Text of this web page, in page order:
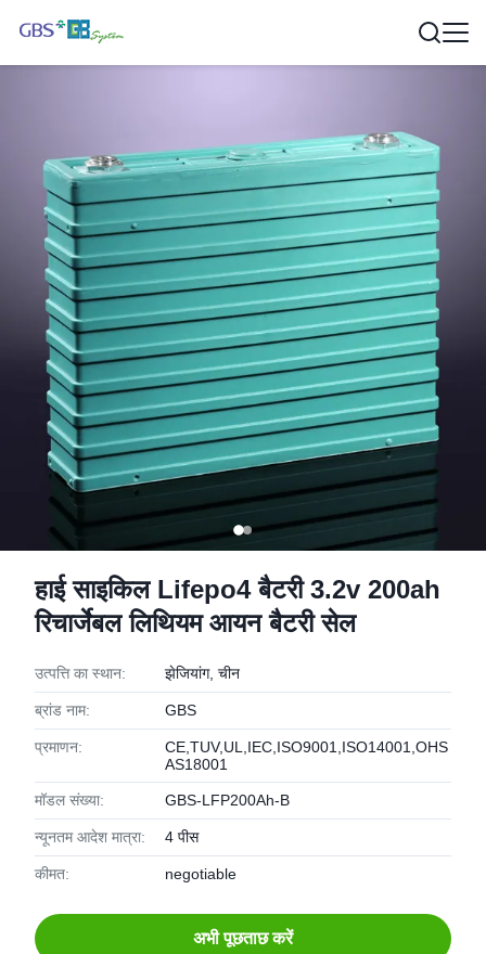
हाई साइकिल Lifepo4 बैटरी 3.2v 200ah
रिचार्जेबल लिथियम आयन बैटरी सेल
उत्पत्ति का स्थान: झेजियांग, चीन
ब्रांड नाम: GBS
प्रमाणन:
CE,TUV,UL,IEC,ISO9001,ISO14001,OHS
AS18001
मॉडल संख्या: GBS-LFP200Ah-B
न्यूनतम आदेश मात्रा: 4 पीस
कीमत: negotiable
अभी पूछताछ करें